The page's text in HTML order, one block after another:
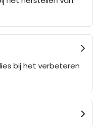
bij het verbeteren